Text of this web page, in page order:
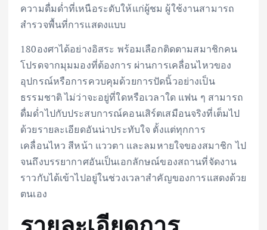
ความดื่มด่ำที่เหนือระดับให้แก่ผู้ชม ผู้ใช้งานสามารถ
สำรวจพื้นที่การแสดงแบบ
180องศาได้อย่างอิสระ พร้อมเลือกติดตามสมาชิกคน
โปรดจากมุมมองที่ต้องการ ผ่านการเคลื่อนไหวของ
อุปกรณ์หรือการควบคุมด้วยการปัดนิ้วอย่างเป็น
ธรรมชาติ ไม่ว่าจะอยู่ที่ใดหรือเวลาใด แฟน ๆ สามารถ
ดื่มด่ำไปกับประสบการณ์คอนเสิร์ตเสมือนจริงที่เต็มไป
ด้วยรายละเอียดอันน่าประทับใจ ตั้งแต่ทุกการ
เคลื่อนไหว สีหน้า แววตา และลมหายใจของสมาชิก ไป
จนถึงบรรยากาศอันเป็นเอกลักษณ์ของสถานที่จัดงาน
ราวกับได้เข้าไปอยู่ในช่วงเวลาสำคัญของการแสดงด้วย
ตนเอง